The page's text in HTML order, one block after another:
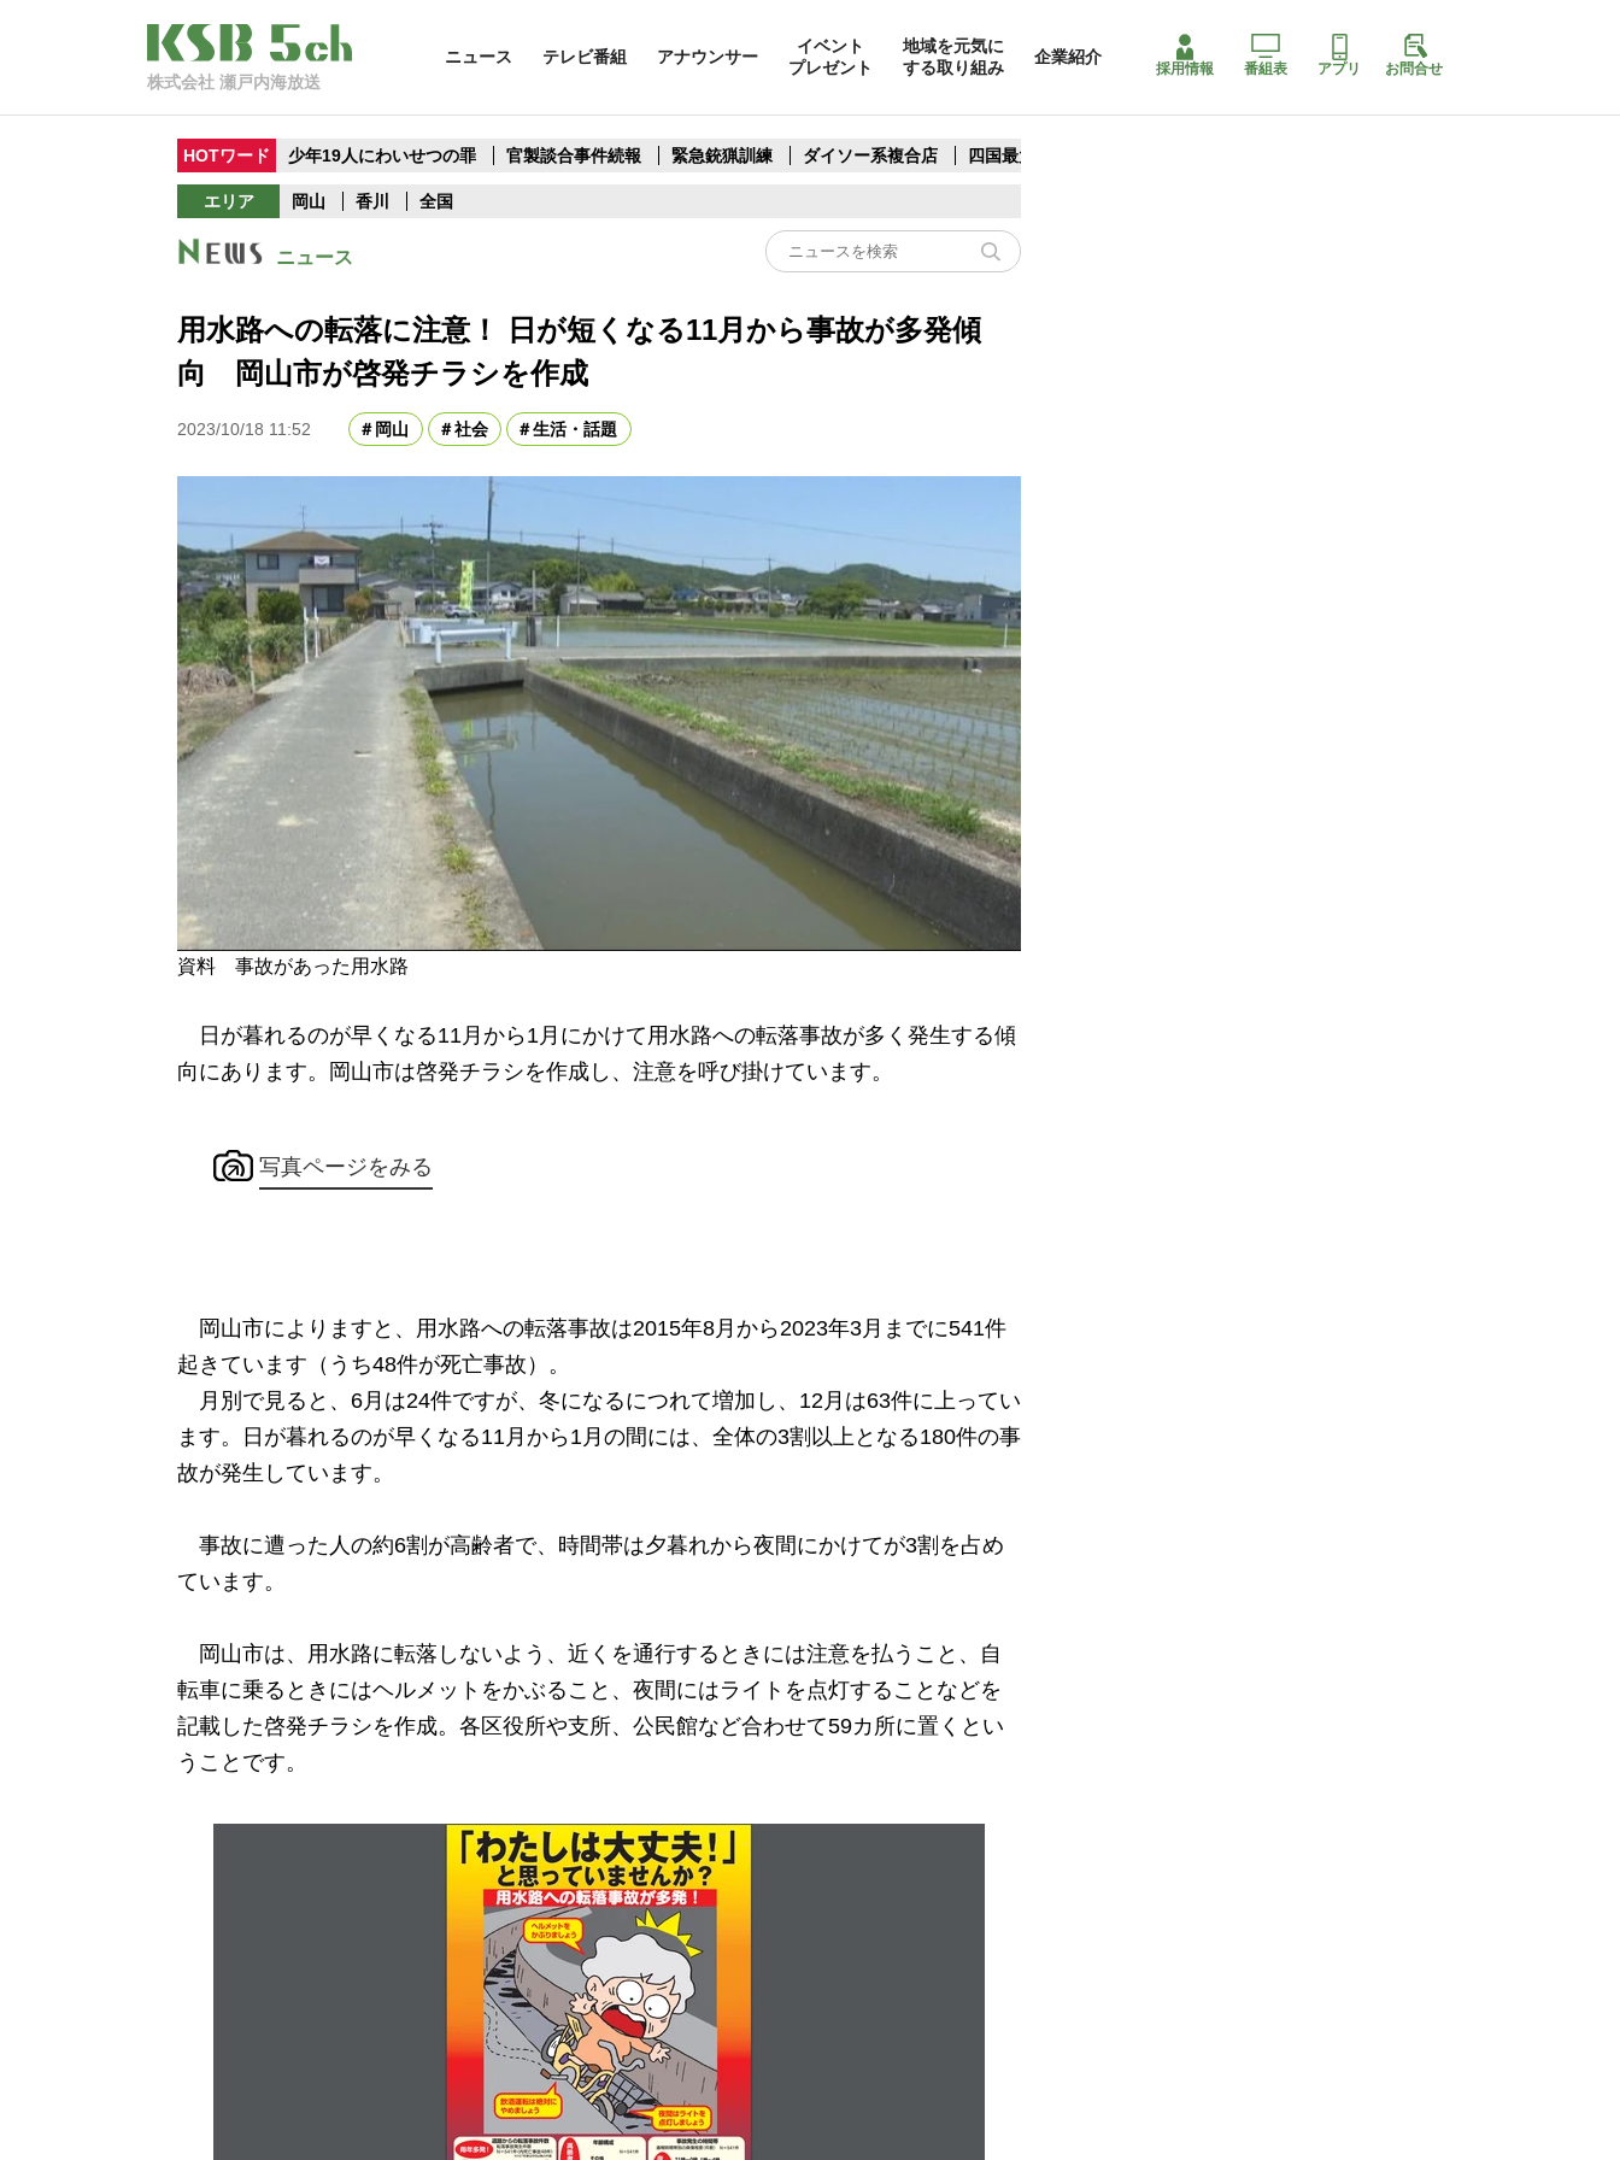
株式会社 瀬戸内海放送
ニュース テレビ番組 アナウンサー
イベント
プレゼント
地域を元気に
する取り組み
企業紹介
採用情報 番組表 アプリ お問合せ
HOTワード 少年19人にわいせつの罪 官製談合事件続報 緊急銃猟訓練 ダイソー系複合店 四国最大スリコ
エリア 岡山 香川 全国
ニュース
用水路への転落に注意！ 日が短くなる11月から事故が多発傾
向 岡山市が啓発チラシを作成
2023/10/18 11:52 岡山 社会 生活・話題
資料 事故があった用水路
日が暮れるのが早くなる11月から1月にかけて用水路への転落事故が多く発生する傾
向にあります。岡山市は啓発チラシを作成し、注意を呼び掛けています。
写真ページをみる
岡山市によりますと、用水路への転落事故は2015年8月から2023年3月までに541件
起きています（うち48件が死亡事故）。
月別で見ると、6月は24件ですが、冬になるにつれて増加し、12月は63件に上ってい
ます。日が暮れるのが早くなる11月から1月の間には、全体の3割以上となる180件の事
故が発生しています。
事故に遭った人の約6割が高齢者で、時間帯は夕暮れから夜間にかけてが3割を占め
ています。
岡山市は、用水路に転落しないよう、近くを通行するときには注意を払うこと、自
転車に乗るときにはヘルメットをかぶること、夜間にはライトを点灯することなどを
記載した啓発チラシを作成。各区役所や支所、公民館など合わせて59カ所に置くとい
うことです。